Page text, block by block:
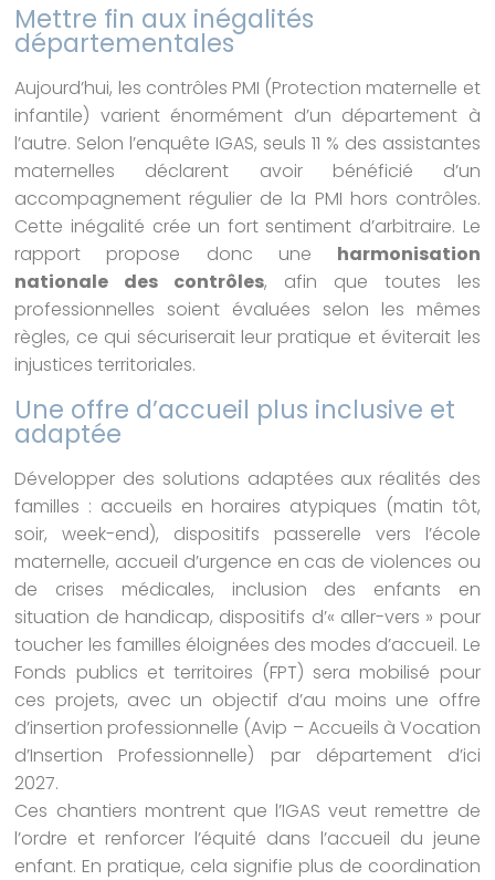
Mettre fin aux inégalités
départementales
Aujourd’hui, les contrôles PMI (Protection maternelle et
infantile) varient énormément d’un département à
l’autre. Selon l’enquête IGAS, seuls 11 % des assistantes
maternelles déclarent avoir bénéficié d’un
accompagnement régulier de la PMI hors contrôles.
Cette inégalité crée un fort sentiment d’arbitraire. Le
rapport propose donc une harmonisation
nationale des contrôles, afin que toutes les
professionnelles soient évaluées selon les mêmes
règles, ce qui sécuriserait leur pratique et éviterait les
injustices territoriales.
Une offre d’accueil plus inclusive et
adaptée
Développer des solutions adaptées aux réalités des
familles : accueils en horaires atypiques (matin tôt,
soir, week-end), dispositifs passerelle vers l’école
maternelle, accueil d’urgence en cas de violences ou
de crises médicales, inclusion des enfants en
situation de handicap, dispositifs d’« aller-vers » pour
toucher les familles éloignées des modes d’accueil. Le
Fonds publics et territoires (FPT) sera mobilisé pour
ces projets, avec un objectif d’au moins une offre
d’insertion professionnelle (Avip – Accueils à Vocation
d’Insertion Professionnelle) par département d’ici
2027.
Ces chantiers montrent que l’IGAS veut remettre de
l’ordre et renforcer l’équité dans l’accueil du jeune
enfant. En pratique, cela signifie plus de coordination